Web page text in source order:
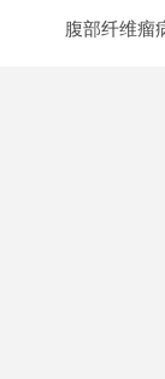
腹部纤维瘤